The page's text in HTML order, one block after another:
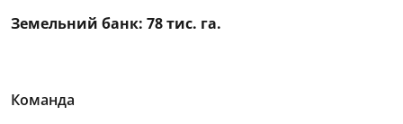
Земельний банк: 78 тис. га.
Команда